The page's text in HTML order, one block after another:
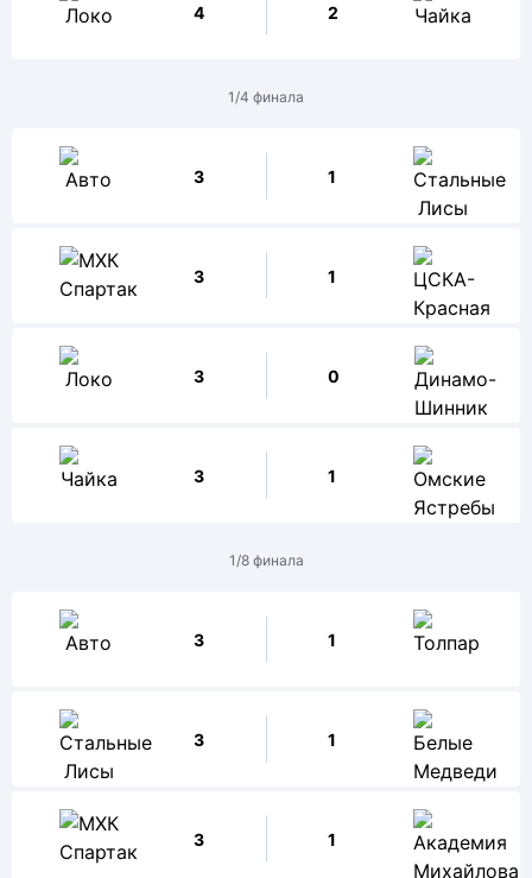
1/8 финала
3 1
3 1
3 1
1/4 финала
3 1
3 1
3 0
3 1
4 2